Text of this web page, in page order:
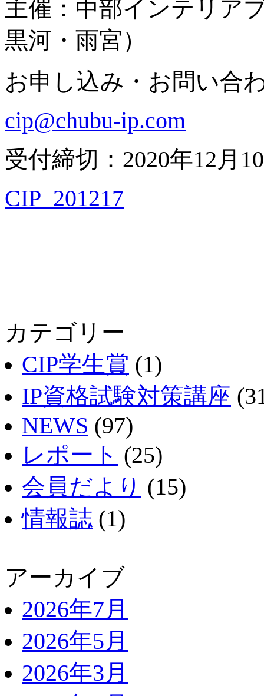
主催：中部インテリア
黒河・雨宮）
お申し込み・お問い合
cip@chubu-ip.com
受付締切：2020年12月
CIP_201217
カテゴリー
CIP学生賞 (1)
IP資格試験対策講座
NEWS (97)
レポート (25)
会員だより (15)
情報誌 (1)
アーカイブ
2026年7月
2026年5月
2026年3月